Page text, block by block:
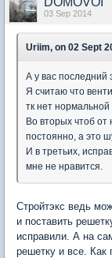
03 Sep 2014
Uriim, on 02 Sept
А у вас последний
Я считаю что
тк нет нормальной
Во вторых чтоб от
постоянно, а это
И в третьих,
мне не нравится.
Стройтэкс ведь
и поставить
исправили. А на
решетку и все. Как